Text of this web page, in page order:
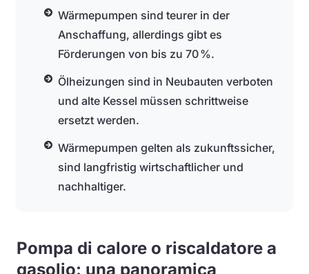
Wärmepumpen sind teurer in der
Anschaffung, allerdings gibt es
Förderungen von bis zu 70 %.
Ölheizungen sind in Neubauten verboten
und alte Kessel müssen schrittweise
ersetzt werden.
Wärmepumpen gelten als zukunftssicher,
sind langfristig wirtschaftlicher und
nachhaltiger.
Pompa di calore o riscaldatore a
gasolio: una panoramica